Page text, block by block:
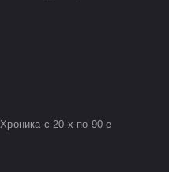
Хроника с 20-х по 90-е